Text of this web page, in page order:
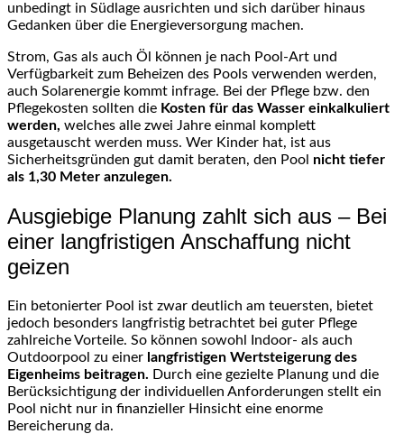
unbedingt in Südlage ausrichten und sich darüber hinaus
Gedanken über die Energieversorgung machen.
Strom, Gas als auch Öl können je nach Pool-Art und
Verfügbarkeit zum Beheizen des Pools verwenden werden,
auch Solarenergie kommt infrage. Bei der Pflege bzw. den
Pflegekosten sollten die Kosten für das Wasser einkalkuliert
werden, welches alle zwei Jahre einmal komplett
ausgetauscht werden muss. Wer Kinder hat, ist aus
Sicherheitsgründen gut damit beraten, den Pool nicht tiefer
als 1,30 Meter anzulegen.
Ausgiebige Planung zahlt sich aus – Bei
einer langfristigen Anschaffung nicht
geizen
Ein betonierter Pool ist zwar deutlich am teuersten, bietet
jedoch besonders langfristig betrachtet bei guter Pflege
zahlreiche Vorteile. So können sowohl Indoor- als auch
Outdoorpool zu einer langfristigen Wertsteigerung des
Eigenheims beitragen. Durch eine gezielte Planung und die
Berücksichtigung der individuellen Anforderungen stellt ein
Pool nicht nur in finanzieller Hinsicht eine enorme
Bereicherung da.